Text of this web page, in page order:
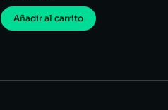
Añadir al carrito